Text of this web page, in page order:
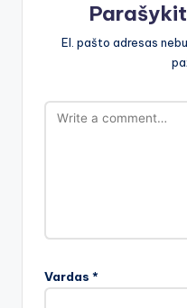
El. pašto adresas
Vardas *